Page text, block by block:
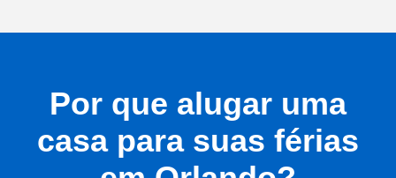
Por que alugar uma
casa para suas férias